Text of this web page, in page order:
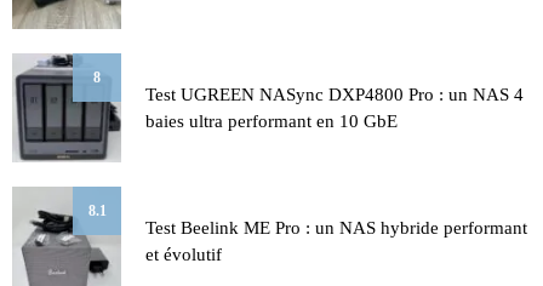
8
Test UGREEN NASync DXP4800 Pro : un NAS 4
baies ultra performant en 10 GbE
8.1
Test Beelink ME Pro : un NAS hybride performant
et évolutif